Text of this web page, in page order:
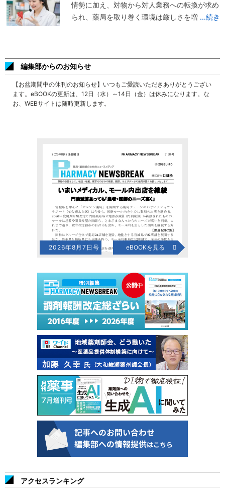
情勢に加え、対物から対人業務への転換が求め
られ、薬局を取り巻く環境は厳しさを増 ...続き
編集部からのお知らせ
【お盆期間中の休刊のお知らせ】いつもご愛読いただきありがとうござい
ます。eBOOKの更新は、12日（水）～14日（金）は休みになります。な
お、WEBサイトは随時更新します。
2026年8月7日号 eBOOKを見る
アクセスランキング